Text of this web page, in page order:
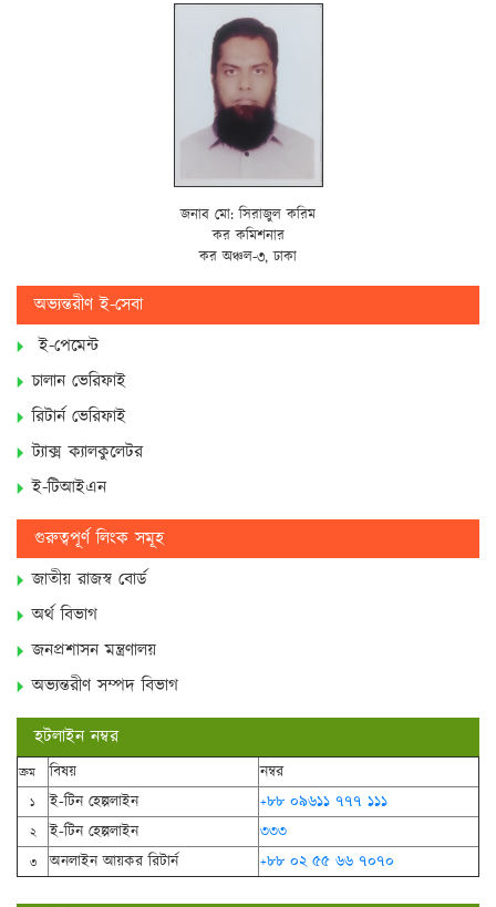
জনাব মো: সিরাজুল করিম
কর কমিশনার
কর অঞ্চল-৩, ঢাকা
অভ্যন্তরীণ ই-সেবা
ই-পেমেন্ট
চালান ভেরিফাই
রিটার্ন ভেরিফাই
ট্যাক্স ক্যালকুলেটর
ই-টিআইএন
গুরুত্বপূর্ণ লিংক সমূহ
জাতীয় রাজস্ব বোর্ড
অর্থ বিভাগ
জনপ্রশাসন মন্ত্রণালয়
অভ্যন্তরীণ সম্পদ বিভাগ
হটলাইন নম্বর
ক্রম বিষয় নম্বর
১ ই-টিন হেল্পলাইন +৮৮ ০৯৬১১ ৭৭৭ ১১১
২ ই-টিন হেল্পলাইন ৩৩৩
৩ অনলাইন আয়কর রিটার্ন +৮৮ ০২ ৫৫ ৬৬ ৭০৭০